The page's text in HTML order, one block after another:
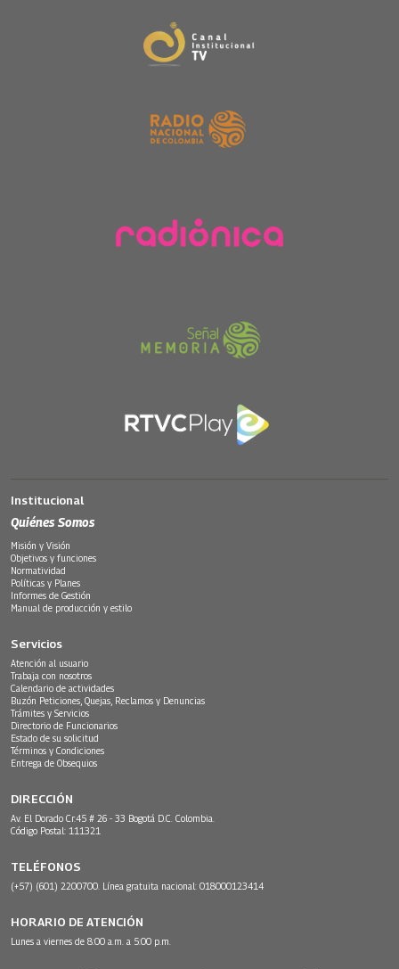
Institucional
Quiénes Somos
Misión y Visión
Objetivos y funciones
Normatividad
Políticas y Planes
Informes de Gestión
Manual de producción y estilo
Servicios
Atención al usuario
Trabaja con nosotros
Calendario de actividades
Buzón Peticiones, Quejas, Reclamos y Denuncias
Trámites y Servicios
Directorio de Funcionarios
Estado de su solicitud
Términos y Condiciones
Entrega de Obsequios
DIRECCIÓN
Av. El Dorado Cr.45 # 26 - 33 Bogotá D.C. Colombia.
Código Postal: 111321
TELÉFONOS
(+57) (601) 2200700. Línea gratuita nacional: 018000123414
HORARIO DE ATENCIÓN
Lunes a viernes de 8:00 a.m. a 5:00 p.m.